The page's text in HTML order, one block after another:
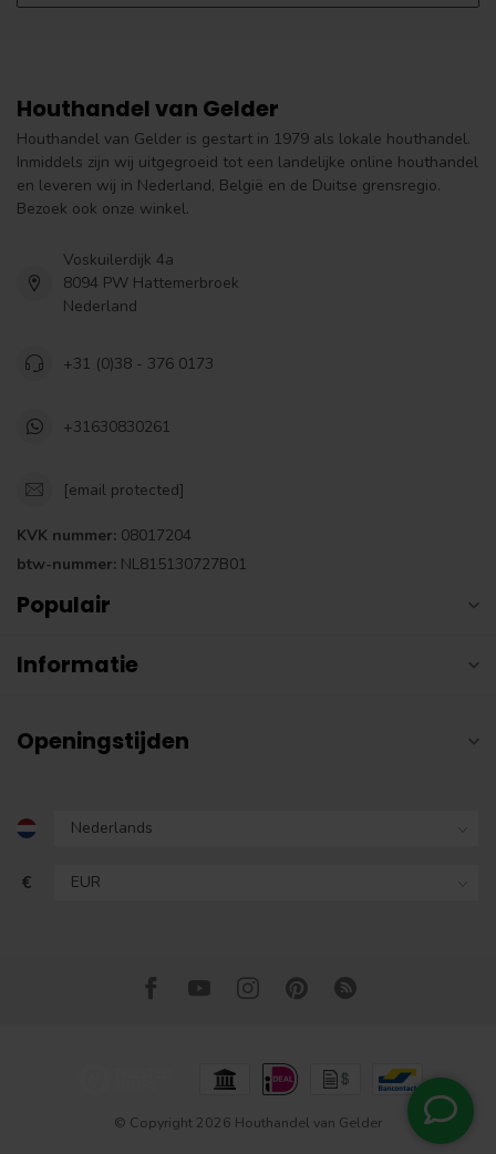
Houthandel van Gelder
Houthandel van Gelder is gestart in 1979 als lokale houthandel.
Inmiddels zijn wij uitgegroeid tot een landelijke online houthandel
en leveren wij in Nederland, België en de Duitse grensregio.
Bezoek ook onze winkel.
Voskuilerdijk 4a
8094 PW Hattemerbroek
Nederland
+31 (0)38 - 376 0173
+31630830261
[email protected]
KVK nummer: 08017204
btw-nummer: NL815130727B01
Populair
Informatie
Openingstijden
€
© Copyright 2026 Houthandel van Gelder